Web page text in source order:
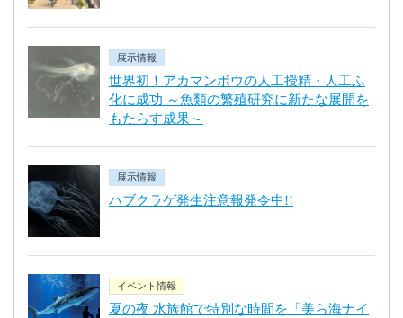
展示情報
世界初！アカマンボウの人工授精・人工ふ
化に成功 ～魚類の繁殖研究に新たな展開を
もたらす成果～
展示情報
ハブクラゲ発生注意報発令中!!
イベント情報
夏の夜 水族館で特別な時間を「美ら海ナイ